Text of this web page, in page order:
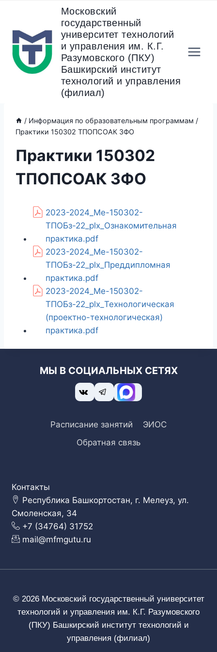
содержанию
Московский
государственный
университет технологий
и управления им. К.Г.
Разумовского (ПКУ)
Башкирский институт
технологий и управления
(филиал)
/ Информация по образовательным программам /
Практики 150302 ТПОПСОАК ЗФО
Практики 150302
ТПОПСОАК ЗФО
2023-2024_Ме-150302-
ТПОБз-22_plx_Ознакомительная
практика.pdf
2023-2024_Ме-150302-
ТПОБз-22_plx_Преддипломная
практика.pdf
2023-2024_Ме-150302-
ТПОБз-22_plx_Технологическая
(проектно-технологическая)
практика.pdf
МЫ В СОЦИАЛЬНЫХ СЕТЯХ
Расписание занятий
ЭИОС
Обратная связь
Контакты
Республика Башкортостан, г. Мелеуз, ул.
Смоленская, 34
+7 (34764) 31752
mail@mfmgutu.ru
© 2026 Московский государственный университет
технологий и управления им. К.Г. Разумовского
(ПКУ) Башкирский институт технологий и
управления (филиал)